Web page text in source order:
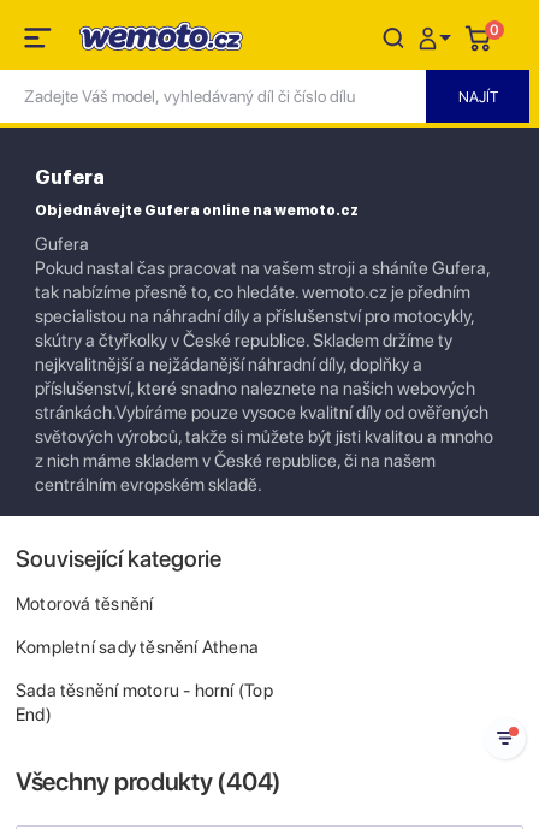
0
Gufera
Objednávejte Gufera online na wemoto.cz
Gufera
Pokud nastal čas pracovat na vašem stroji a sháníte Gufera,
tak nabízíme přesně to, co hledáte. wemoto.cz je předním
specialistou na náhradní díly a příslušenství pro motocykly,
skútry a čtyřkolky v České republice. Skladem držíme ty
nejkvalitnější a nejžádanější náhradní díly, doplňky a
příslušenství, které snadno naleznete na našich webových
stránkách.Vybíráme pouze vysoce kvalitní díly od ověřených
světových výrobců, takže si můžete být jisti kvalitou a mnoho
z nich máme skladem v České republice, či na našem
centrálním evropském skladě.
Související kategorie
Motorová těsnění
Kompletní sady těsnění Athena
Sada těsnění motoru - horní (Top
End)
Všechny produkty (404)